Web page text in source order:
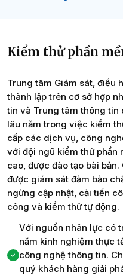
Kiểm thử phần
Trung tâm Giám sát, điều
thành lập trên cơ sở hợp
tin và Trung tâm thông tin
lâu năm trong việc kiểm
cấp các dịch vụ, công
với đội ngũ kiểm thử phần
cao, được đào tạo bài
được giám sát đảm bảo
ngừng cập nhật, cải tiến
công và kiểm thử tự động.
Với nguồn nhân lực có
năm kinh nghiệm thực
công nghệ thông tin.
quý khách hàng giải